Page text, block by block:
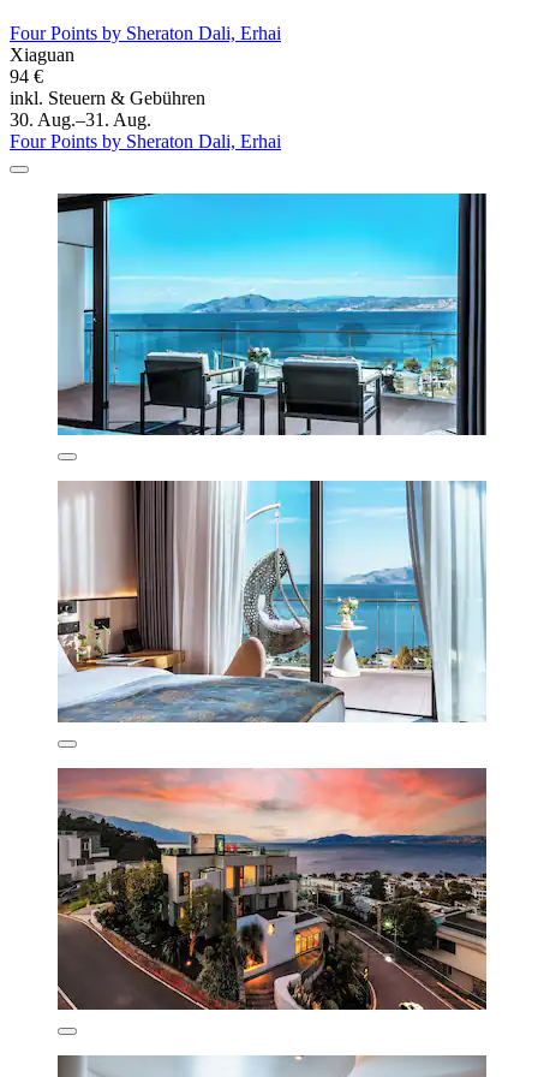
Four Points by Sheraton Dali, Erhai
Xiaguan
94 €
inkl. Steuern & Gebühren
30. Aug.–31. Aug.
Four Points by Sheraton Dali, Erhai